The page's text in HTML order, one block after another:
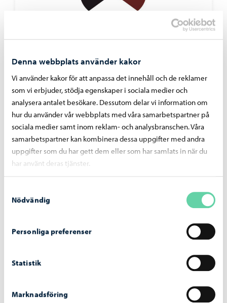
Denna webbplats använder kakor
Vi använder kakor för att anpassa det innehåll och de reklamer
som vi erbjuder, stödja egenskaper i sociala medier och
analysera antalet besökare. Dessutom delar vi information om
hur du använder vår webbplats med våra samarbetspartner på
sociala medier samt inom reklam- och analysbranschen. Våra
samarbetspartner kan kombinera dessa uppgifter med andra
uppgifter som du har gett dem eller som har samlats in när du
har använt deras tjänster.
Nödvändig
Personliga preferenser
Statistik
Marknadsföring
Borgå stad informerar-23.06.2026
Stadsutvecklingsnämndens beslut 23.6.2026
Tillstånds- och tillsynsnämndens beslut